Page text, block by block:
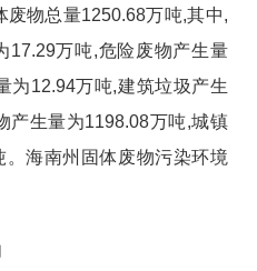
废物总量1250.68万吨,其中,
17.29万吨,危险废物产生量
为12.94万吨,建筑垃圾产生
产生量为1198.08万吨,城镇
海南州固体废物污染环境